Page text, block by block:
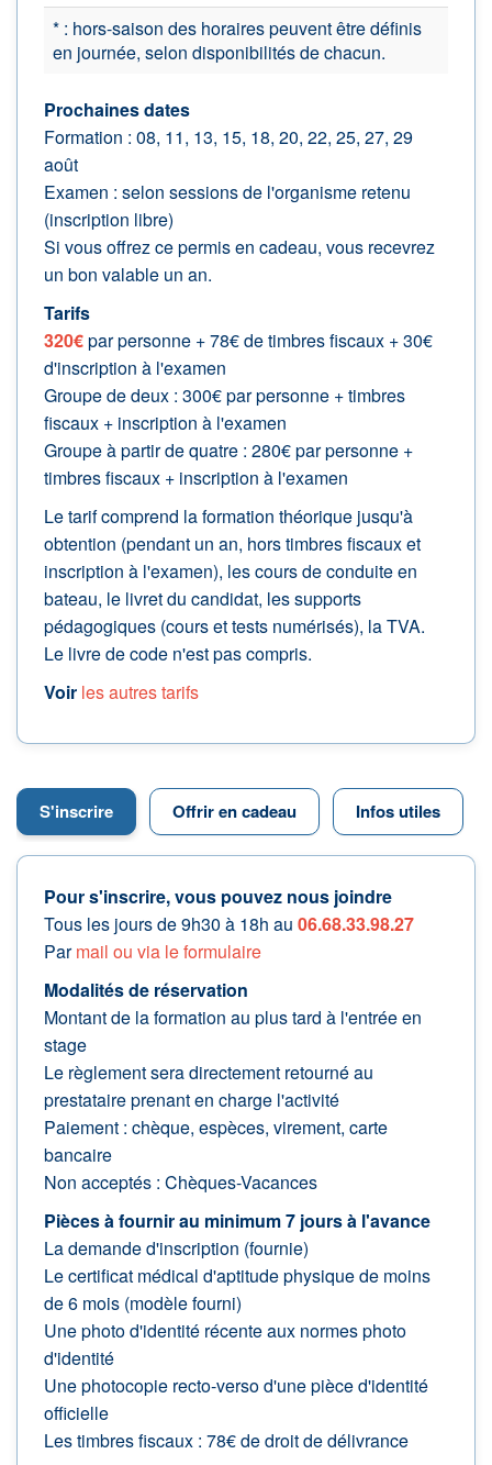
* : hors-saison des horaires peuvent être définis
en journée, selon disponibilités de chacun.
Prochaines dates
Formation : 08, 11, 13, 15, 18, 20, 22, 25, 27, 29
août
Examen : selon sessions de l'organisme retenu
(inscription libre)
Si vous offrez ce permis en cadeau, vous recevrez
un bon valable un an.
Tarifs
320€par personne + 78€ de timbres fiscaux + 30€
d'inscription à l'examen
Groupe de deux : 300€ par personne + timbres
fiscaux + inscription à l'examen
Groupe à partir de quatre : 280€ par personne +
timbres fiscaux + inscription à l'examen
Le tarif comprend la formation théorique jusqu'à
obtention (pendant un an, hors timbres fiscaux et
inscription à l'examen), les cours de conduite en
bateau, le livret du candidat, les supports
pédagogiques (cours et tests numérisés), la TVA.
Le livre de code n'est pas compris.
Voir les autres tarifs
S'inscrire Offrir en cadeau Infos utiles
Pour s'inscrire, vous pouvez nous joindre
Tous les jours de 9h30 à 18h au 06.68.33.98.27
Parmail ou via le formulaire
Modalités de réservation
Montant de la formation au plus tard à l'entrée en
stage
Le règlement sera directement retourné au
prestataire prenant en charge l'activité
Paiement : chèque, espèces, virement, carte
bancaire
Non acceptés : Chèques-Vacances
Pièces à fournir au minimum 7 jours à l'avance
La demande d'inscription (fournie)
Le certificat médical d'aptitude physique de moins
de 6 mois (modèle fourni)
Une photo d'identité récente aux normes photo
d'identité
Une photocopie recto-verso d'une pièce d'identité
officielle
Les timbres fiscaux : 78€ de droit de délivrance